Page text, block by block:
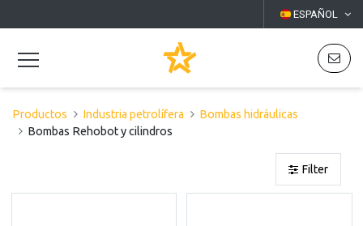
ESPAÑOL
Productos Industria petrolífera
Bombas hidráulicas
Bombas Rehobot y cilindros
Filter